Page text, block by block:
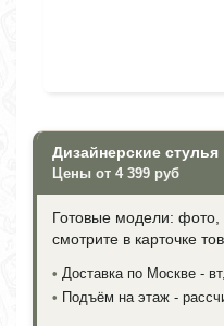
Дизайнерские
Цены от 4 399 руб
Готовые модели:
смотрите в карточке
• Доставка по Москве -
• Подъём на этаж -